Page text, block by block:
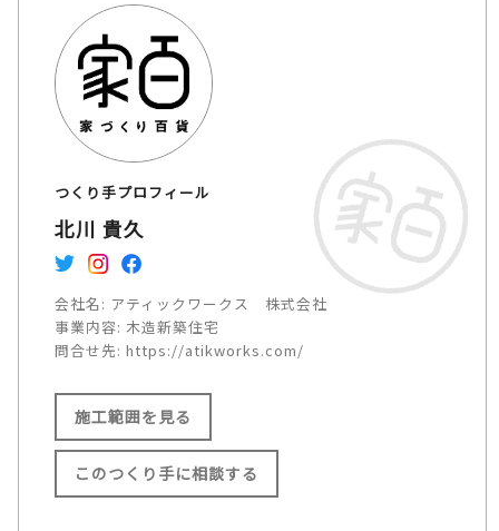
つくり手プロフィール
北川 貴久
会社名: アティックワークス 株式会社
事業内容: 木造新築住宅
問合せ先: https://atikworks.com/
施工範囲を見る
施工範囲
このつくり手に相談する